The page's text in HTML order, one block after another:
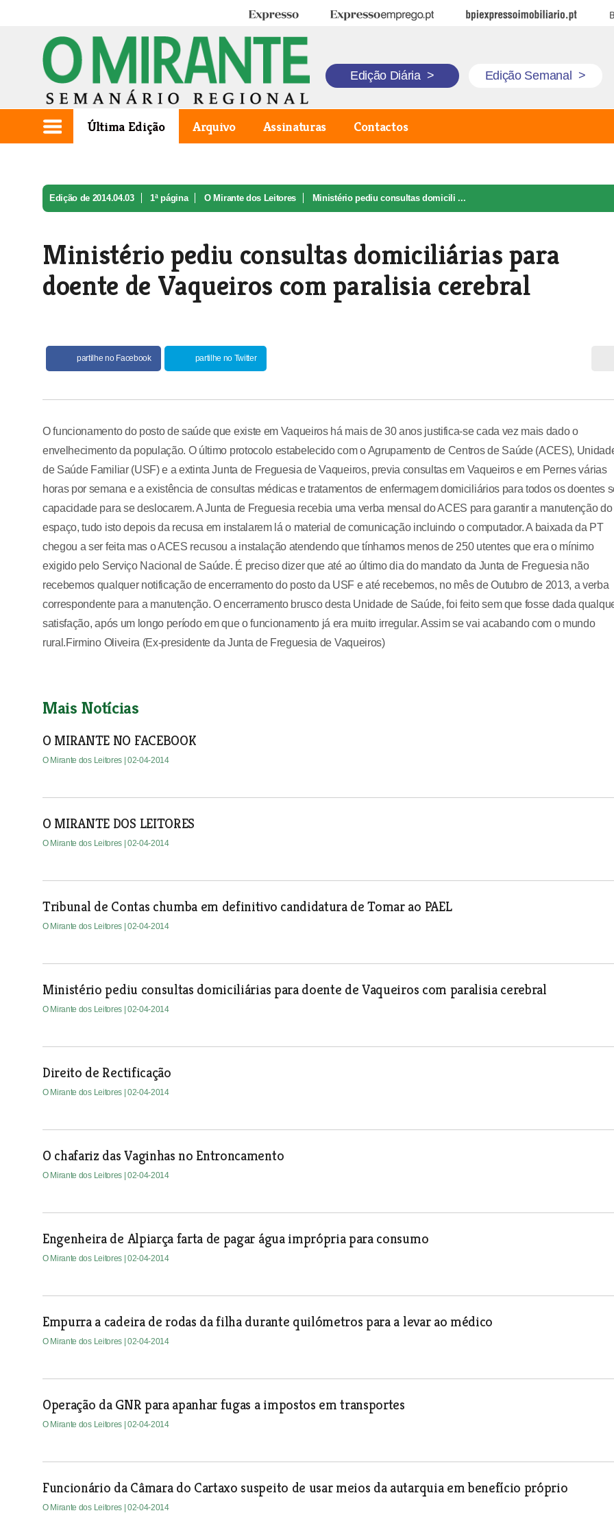
Expresso Expresso Emprego BPI Expresso Imobiliário
Edição Diária > Edição Semanal >
Última Edição Arquivo Assinaturas Contactos
Edição de 2014.04.03 1ª página O Mirante dos Leitores Ministério pediu consultas domicili ...
Ministério pediu consultas domiciliárias para
doente de Vaqueiros com paralisia cerebral
partilhe no Facebook partilhe no Twitter
O funcionamento do posto de saúde que existe em Vaqueiros há mais de 30 anos justifica-se cada vez mais dado o
envelhecimento da população. O último protocolo estabelecido com o Agrupamento de Centros de Saúde (ACES),
de Saúde Familiar (USF) e a extinta Junta de Freguesia de Vaqueiros, previa consultas em Vaqueiros e em Pernes várias
horas por semana e a existência de consultas médicas e tratamentos de enfermagem domiciliários para todos os doentes
capacidade para se deslocarem. A Junta de Freguesia recebia uma verba mensal do ACES para garantir a manutenção do
espaço, tudo isto depois da recusa em instalarem lá o material de comunicação incluindo o computador. A baixada da PT
chegou a ser feita mas o ACES recusou a instalação atendendo que tínhamos menos de 250 utentes que era o mínimo
exigido pelo Serviço Nacional de Saúde. É preciso dizer que até ao último dia do mandato da Junta de Freguesia não
recebemos qualquer notificação de encerramento do posto da USF e até recebemos, no mês de Outubro de 2013, a verba
correspondente para a manutenção. O encerramento brusco desta Unidade de Saúde, foi feito sem que fosse dada
satisfação, após um longo período em que o funcionamento já era muito irregular. Assim se vai acabando com o mundo
rural.Firmino Oliveira (Ex-presidente da Junta de Freguesia de Vaqueiros)
Mais Notícias
O MIRANTE NO FACEBOOK
O Mirante dos Leitores | 02-04-2014
O MIRANTE DOS LEITORES
O Mirante dos Leitores | 02-04-2014
Tribunal de Contas chumba em definitivo candidatura de Tomar ao PAEL
O Mirante dos Leitores | 02-04-2014
Ministério pediu consultas domiciliárias para doente de Vaqueiros com paralisia cerebral
O Mirante dos Leitores | 02-04-2014
Direito de Rectificação
O Mirante dos Leitores | 02-04-2014
O chafariz das Vaginhas no Entroncamento
O Mirante dos Leitores | 02-04-2014
Engenheira de Alpiarça farta de pagar água imprópria para consumo
O Mirante dos Leitores | 02-04-2014
Empurra a cadeira de rodas da filha durante quilómetros para a levar ao médico
O Mirante dos Leitores | 02-04-2014
Operação da GNR para apanhar fugas a impostos em transportes
O Mirante dos Leitores | 02-04-2014
Funcionário da Câmara do Cartaxo suspeito de usar meios da autarquia em benefício próprio
O Mirante dos Leitores | 02-04-2014